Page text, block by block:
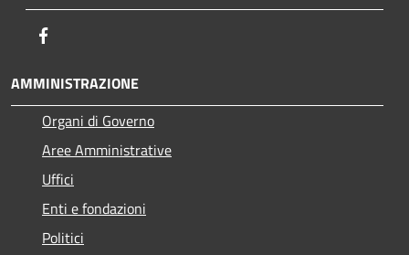
AMMINISTRAZIONE
Organi di Governo
Aree Amministrative
Uffici
Enti e fondazioni
Politici